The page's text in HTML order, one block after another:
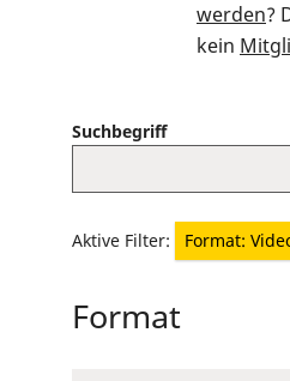
werden?
kein
Suchbegriff
Aktive Filter: Format:
Format